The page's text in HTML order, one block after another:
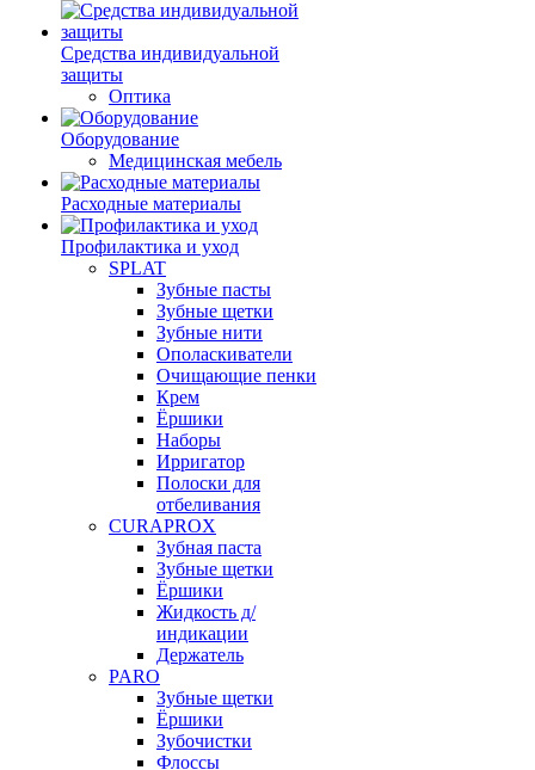
Средства индивидуальной
защиты
Оптика
Оборудование
Медицинская мебель
Расходные материалы
Профилактика и уход
SPLAT
Зубные пасты
Зубные щетки
Зубные нити
Ополаскиватели
Очищающие пенки
Крем
Ёршики
Наборы
Ирригатор
Полоски для
отбеливания
CURAPROX
Зубная паста
Зубные щетки
Ёршики
Жидкость д/
индикации
Держатель
PARO
Зубные щетки
Ёршики
Зубочистки
Флоссы